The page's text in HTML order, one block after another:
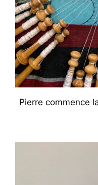
Pierre commence